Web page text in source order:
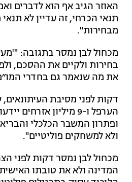
האוזר הגיב אף הוא
תנאי הכרחי, זה עדיין לא
מבחירות".
מכחול לבן נמסר בתגובה:
בחירות ולקיים את ההסכם,
את מה שנאמר גם בחדרי
דקות לפני מסיבת
הערפל ו-9 מיליון
ופתרון המשבר הכלכלי
ולא למשחקים פוליטיים".
מכחול לבן נמסר דקות לפני
המדינה ולא את טובתו